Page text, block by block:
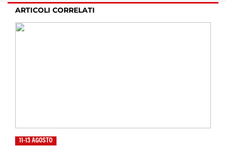
ARTICOLI CORRELATI
11-13 AGOSTO